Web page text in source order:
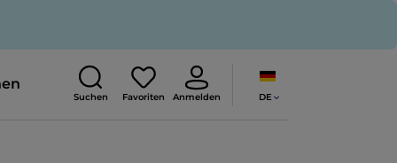
Suchen Favoriten Anmelden DE